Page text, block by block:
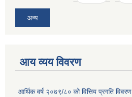
अन्य
आय व्यय विवरण
आर्थिक वर्ष २०७९/८० को वित्तिय प्रगति विवरण